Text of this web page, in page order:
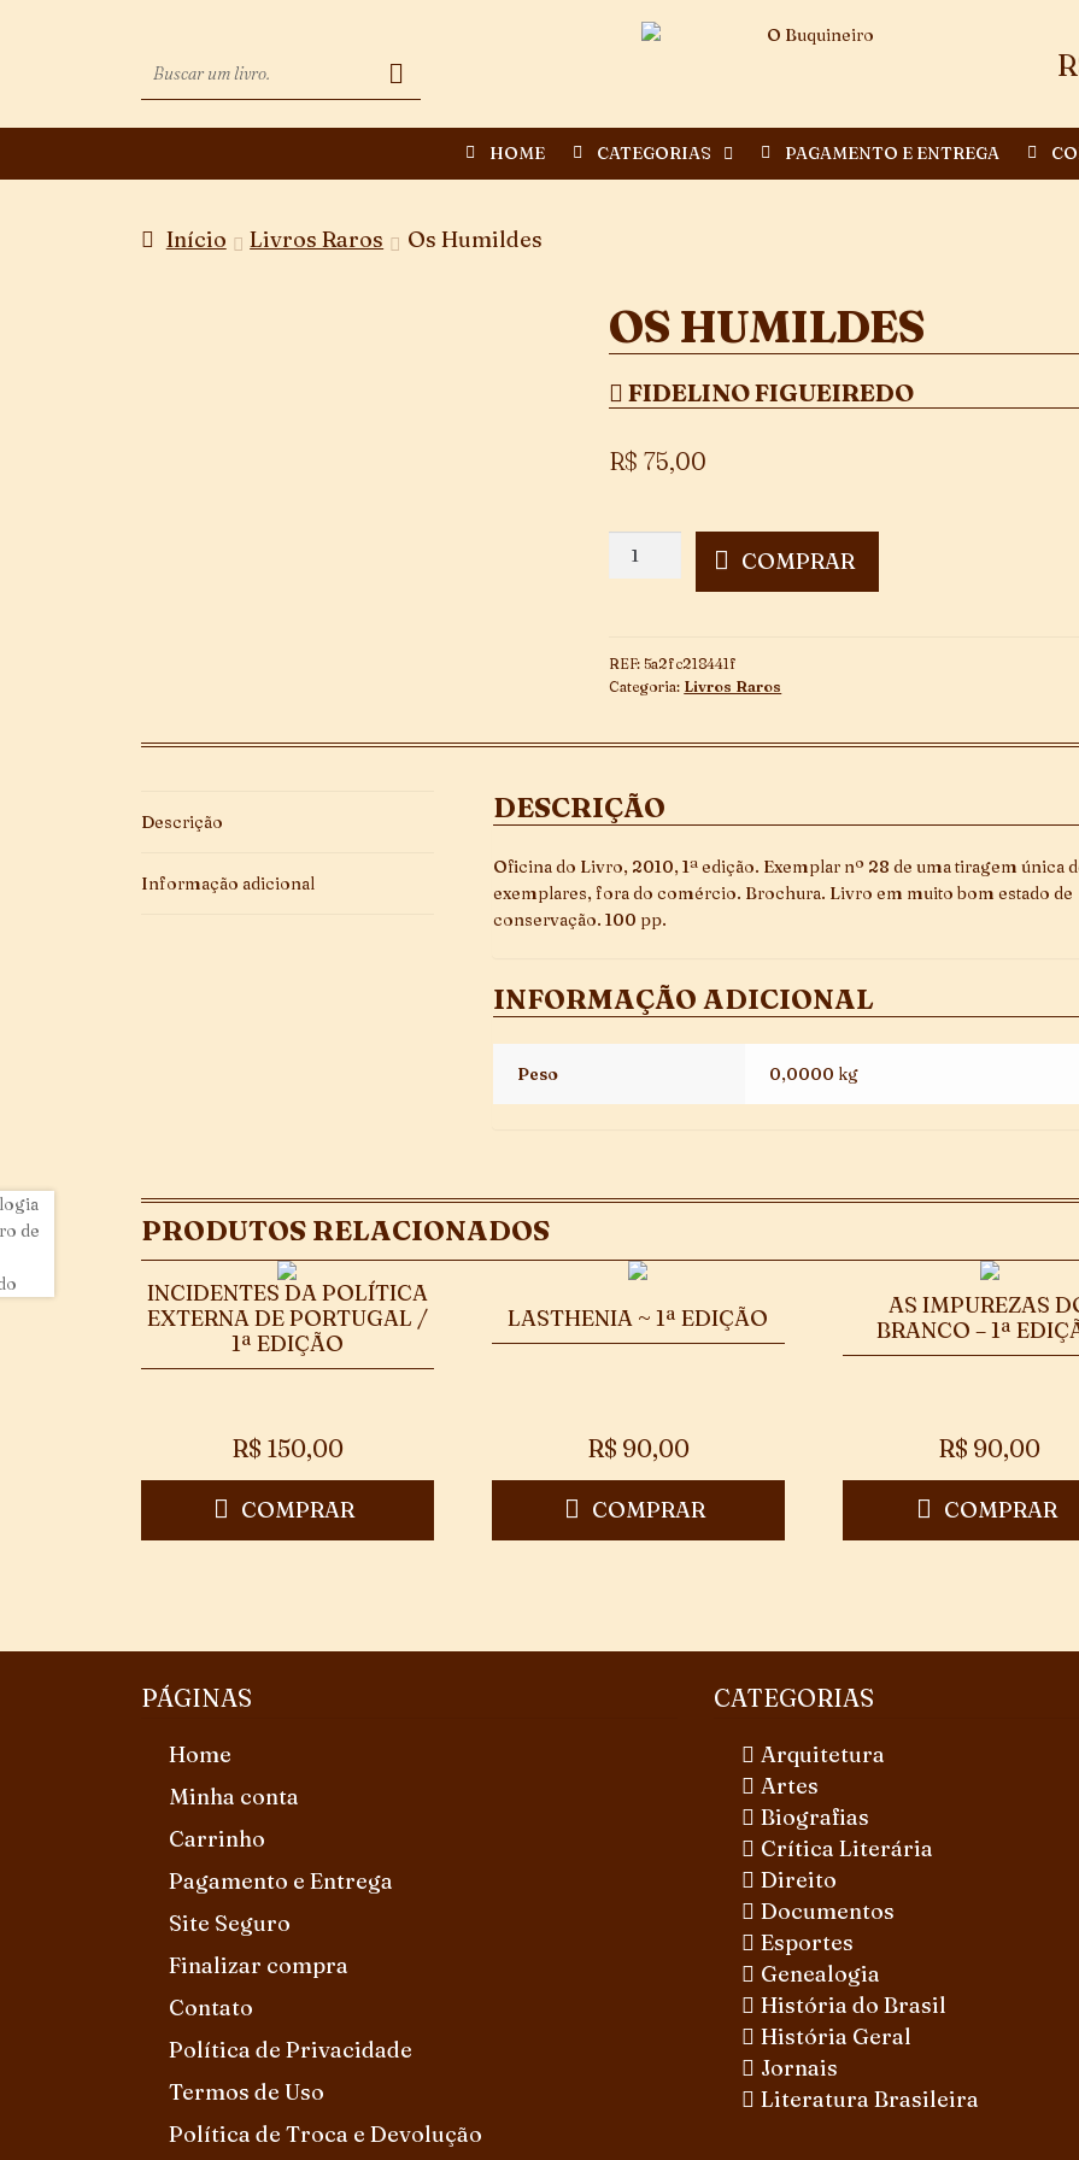
HOME CATEGORIAS PAGAMENTO E ENTREGA
Início Livros Raros Os Humildes
OS HUMILDES
FIDELINO FIGUEIREDO
R$ 75,00
COMPRAR
REF: 5a2fc218441f
Categoria: Livros Raros
Descrição
Informação adicional
DESCRIÇÃO
Oficina do Livro, 2010, 1ª edição. Exemplar nº 28 de uma tiragem única
exemplares, fora do comércio. Brochura. Livro em muito bom estado de
conservação. 100 pp.
INFORMAÇÃO ADICIONAL
Peso 0,0000 kg
PRODUTOS RELACIONADOS
INCIDENTES DA POLÍTICA
EXTERNA DE PORTUGAL /
1ª EDIÇÃO
R$ 150,00
COMPRAR
LASTHENIA ~ 1ª EDIÇÃO
R$ 90,00
COMPRAR
AS IMPUREZAS
BRANCO – 1ª
R$ 90,00
COMPRAR
PÁGINAS
Home
Minha conta
Carrinho
Pagamento e Entrega
Site Seguro
Finalizar compra
Contato
Política de Privacidade
Termos de Uso
Política de Troca e Devolução
CATEGORIAS
Arquitetura
Artes
Biografias
Crítica Literária
Direito
Documentos
Esportes
Genealogia
História do Brasil
História Geral
Jornais
Literatura Brasileira